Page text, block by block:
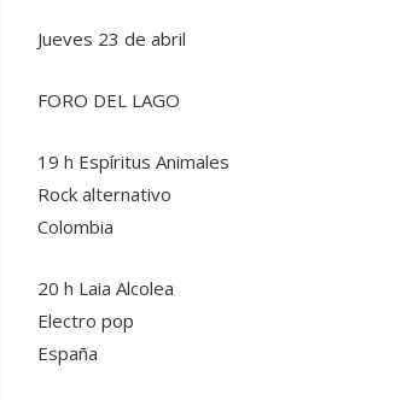
Jueves 23 de abril
FORO DEL LAGO
19 h Espíritus Animales
Rock alternativo
Colombia
20 h Laia Alcolea
Electro pop
España